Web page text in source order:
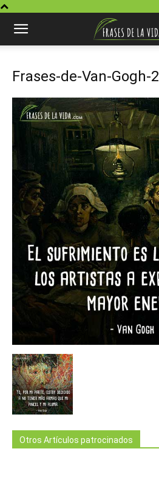
Frases-de-Van-Gogh-2
Otros Artículos patrocinados